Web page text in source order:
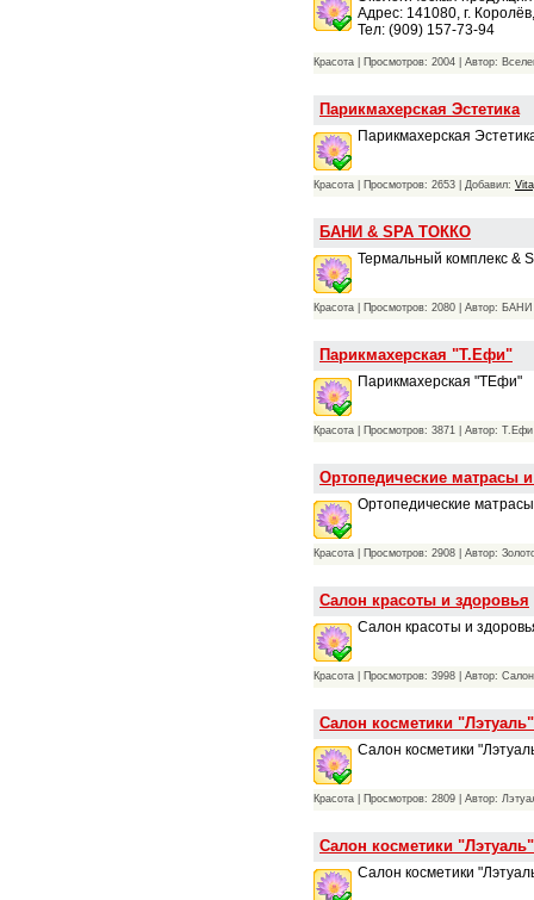
Адрес: 141080, г.
Тел: (909) 157-73-94
Красота | Просмотров: 2004 | Автор:
Парикмахерская Эстетика
Парикмахерская
Красота | Просмотров: 2653 | Добавил:
БАНИ & SPA ТОККО
Термальный комплекс &
Красота | Просмотров: 2080 | Автор:
Парикмахерская "Т.Ефи"
Парикмахерская "ТЕфи"
Красота | Просмотров: 3871 | Автор:
Ортопедические матрасы
Ортопедические
Красота | Просмотров: 2908 | Автор:
Салон красоты и здоровья
Салон красоты и
Красота | Просмотров: 3998 | Автор:
Салон косметики
Салон косметики
Красота | Просмотров: 2809 | Автор:
Салон косметики "Лэтуаль"
Салон косметики